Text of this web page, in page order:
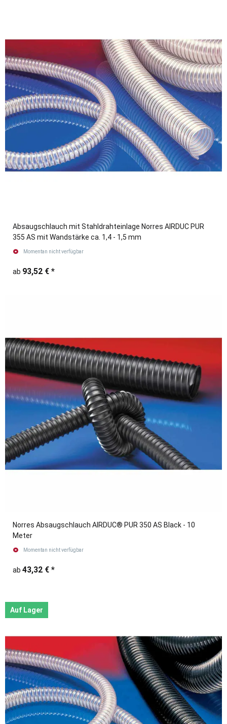
Absaugschlauch mit Stahldrahteinlage Norres AIRDUC PUR
355 AS mit Wandstärke ca. 1,4 - 1,5 mm
Momentan nicht verfügbar
ab 93,52 € *
Norres Absaugschlauch AIRDUC® PUR 350 AS Black - 10
Meter
Momentan nicht verfügbar
ab 43,32 € *
Auf Lager